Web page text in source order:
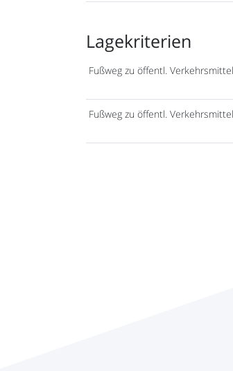
Lagekriterien
Fußweg zu öffentl.
Fußweg zu öffentl.